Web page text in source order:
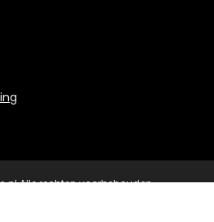
Alle rechten voorbehouden